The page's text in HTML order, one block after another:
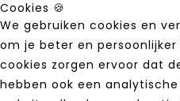
Cookies 🍪
We gebruiken cookies en
om je beter en
cookies zorgen ervoor dat
hebben ook een